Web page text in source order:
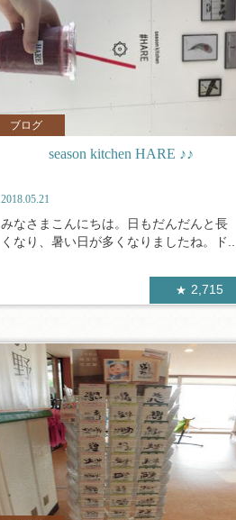
ブログ
season kitchen HARE ♪♪
2018.05.21
みなさまこんにちは。日もだんだんと長
くなり、暑い日が多くなりましたね。ド...
2,715